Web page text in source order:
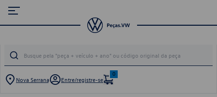
Nova Serrana Entre/registre-se
0